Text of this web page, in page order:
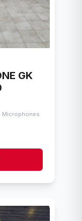
GK
Microphones